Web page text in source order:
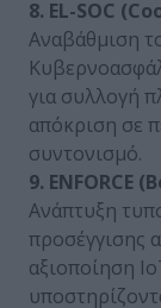
8. EL-SOC
Αναβάθμιση
για συλλογή
απόκριση σε
συντονισμό.
9. ENFORCE
Ανάπτυξη
προσέγγισης
αξιοποίηση